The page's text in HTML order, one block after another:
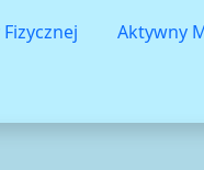
Aktywny